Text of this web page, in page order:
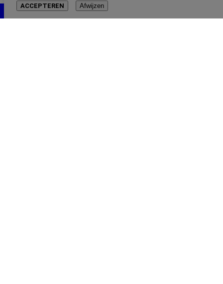
ACCEPTEREN Afwijzen
Cookie toestemming